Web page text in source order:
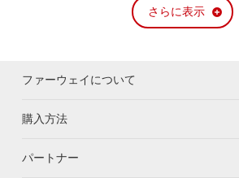
さらに表示
ファーウェイについて
購入方法
パートナー